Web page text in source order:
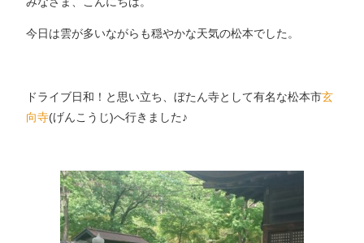
今日は雲が多いながらも穏やかな天気の松本でした。
ドライブ日和！と思い立ち、ぼたん寺として有名な松本市玄
向寺(げんこうじ)へ行きました♪